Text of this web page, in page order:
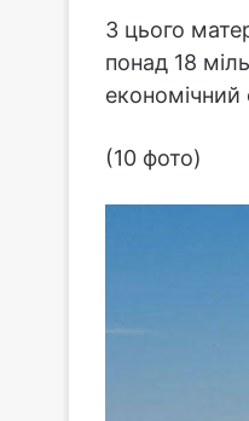
З цього
понад 18
(10 фото)